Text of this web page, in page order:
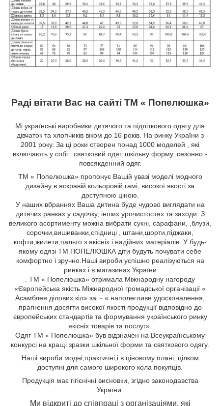
Раді вітати Вас на сайті ТМ « Попелюшка»
Мі українські виробники дитячого та підліткового одягу для
дівчаток та хлопчиків віком до 16 років. На ринку України з
2001 року. За ці роки створен понад 1000 моделей , які
включають у собі : святковий одяг, шкільну форму, сезонно -
повсякденний одяг.
ТМ « Попелюшка» пропонує Вашій увазі моделі модного
дизайну в яскравій кольоровій гамі, високої якості за
доступною ціною.
У наших вбраннях Ваша дитина буде чудово виглядати на
дитячих ранках у садочку, інших урочистостях та заходи. З
великого асортименту можна вибрати сукні, сарафани,
,блузи,
сорочки,вишиванки,спідниці
, штани,шорти,піджаки,
кофти,жилети,пальто з якісніх і надійних матеріалів. У будь-
якому одязі ТМ ПОПЕЛЮШКА діти будуть почувати себе
комфортно і зручно.Наші вироби успішно реалізуються на
ринках і в магазинах України
. ТМ « Попелюшка» отримала Міжнародну нагороду
«Європейська якість Міжнародної громадської організації «
Асамблея ділових кіл» за :- « наполегливе удосконалення,
прагнення досягти високої якості продукції відповідно до
європейських стандартів та формування українського ринку
якісніх товарів та послуг».
Одяг ТМ « Попелюшка» був відзначен на Всеукраїнському
конкурсі на кращі зразки шкільної форми та святкового одягу.
Наші вироби модні, практичні, ів ціновому плані, цілком
доступні для самого широкого кола покупців.
Продукція має гігієнічні висновки, згідно законодавства
України.
Ми відкриті до співпраці з організаціями, які